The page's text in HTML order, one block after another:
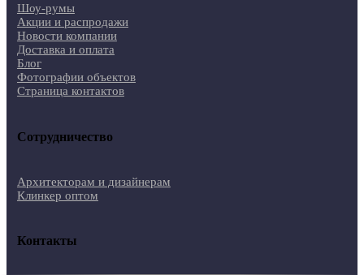
Шоу-румы
Акции и распродажи
Новости компании
Доставка и оплата
Блог
Фотографии объектов
Страница контактов
Сотрудничество
Архитекторам и дизайнерам
Клинкер оптом
Контакты